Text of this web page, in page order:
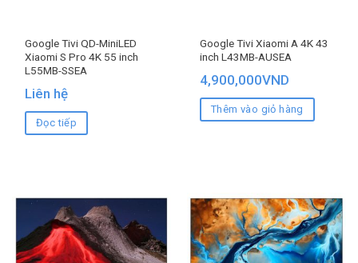
Google Tivi QD-MiniLED
Xiaomi S Pro 4K 55 inch
L55MB-SSEA
Liên hệ
Đọc tiếp
Google Tivi Xiaomi A 4K 43
inch L43MB-AUSEA
4,900,000VND
Thêm vào giỏ hàng